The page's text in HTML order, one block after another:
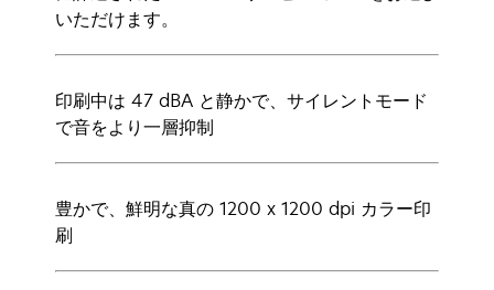
いただけます。
印刷中は 47 dBA と静かで、サイレントモード
で音をより一層抑制
豊かで、鮮明な真の 1200 x 1200 dpi カラー印
刷